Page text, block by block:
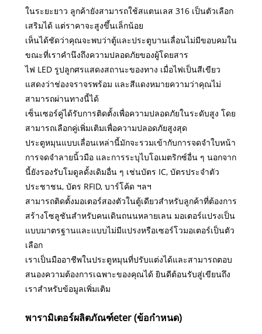
ในระยะยาว ลูกค้ายังสามารถใช้สแตนเลส 316 เป็นตัวเลือก
เสริมได้ แต่ราคาจะสูงขึ้นเล็กน้อย
เห็นได้ชัดว่าคุณจะพบว่าตู้และประตูบานเลื่อนไม่มีขอบคมใน
ขณะที่เราคำนึงถึงความปลอดภัยของผู้โดยสาร
ไฟ LED รูปลูกศรแสดงสถานะของทาง เมื่อไฟเป็นสีเขียว
แสดงว่าช่องจราจรพร้อม และสีแดงหมายความว่าคุณไม่
สามารถผ่านทางนี้ได้
เซ็นเซอร์คู่ได้รับการติดตั้งเพื่อความปลอดภัยในระดับสูง โดย
สามารถเลือกคู่เพิ่มเติมเพื่อความปลอดภัยสูงสุด
ประตูหมุนแบบเลื่อนเหล่านี้มักจะรวมเข้ากับการจดจำใบหน้า
การจดจำลายนิ้วมือ และการระบุไบโอเมตริกซ์อื่น ๆ นอกจาก
นี้ยังรองรับโมดูลดั้งเดิมอื่น ๆ เช่นบัตร IC, บัตรประจำตัว
ประชาชน, บัตร RFID, บาร์โค้ด ฯลฯ
สามารถติดตั้งมอเตอร์สองตัวในตู้เดียวสำหรับลูกค้าที่ต้องการ
สร้างโซลูชันสำหรับคนเดินถนนหลายเลน มอเตอร์แปรงเป็น
แบบมาตรฐานและแบบไม่มีแปรงหรือเซอร์โวมอเตอร์เป็นตัว
เลือก
เราเป็นมืออาชีพในประตูหมุนที่ปรับแต่งได้และสามารถตอบ
สนองความต้องการเฉพาะของคุณได้ ยินดีต้อนรับสู่เขียนถึง
เราสำหรับข้อมูลเพิ่มเติม
พารามิเตอร์ผลิตภัณฑ์eter (ข้อกำหนด)